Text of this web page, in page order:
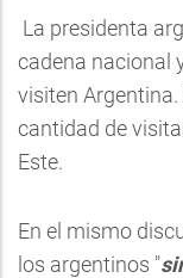
La presidenta
cadena nacional
visiten
cantidad de
Este.
En el mismo
los argentinos "